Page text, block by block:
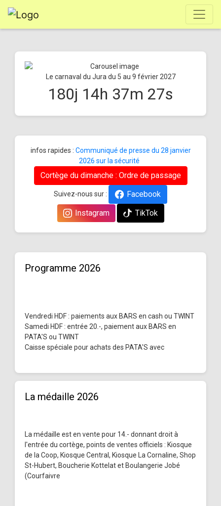
Le carnaval du Jura du 5 au 9 février 2027
180j 14h 37m 27s
infos rapides : Communiqué de presse du 28 janvier
2026 sur la sécurité
Cortège du dimanche : Ordre de passage
Suivez-nous sur :
Facebook
Instagram
TikTok
Programme 2026
Vendredi HDF : paiements aux BARS en cash ou TWINT
Samedi HDF : entrée 20.-, paiement aux BARS en
PATA'S ou TWINT
Caisse spéciale pour achats des PATA'S avec
La médaille 2026
La médaille est en vente pour 14.- donnant droit à
l'entrée du cortège, points de ventes officiels : Kiosque
de la Coop, Kiosque Central, Kiosque La Cornaline, Shop
St-Hubert, Boucherie Kottelat et Boulangerie Jobé
(Courfaivre